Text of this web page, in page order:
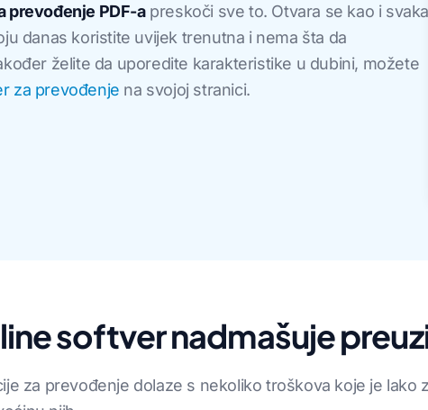
prevođenje PDF-apreskoči sve to. Otvara se kao i svaka
danas koristite uvijek trenutna i nema šta da
želite da uporedite karakteristike u dubini, možete
za prevođenje na svojoj stranici.
softver nadmašuje
za prevođenje dolaze s nekoliko troškova koje je